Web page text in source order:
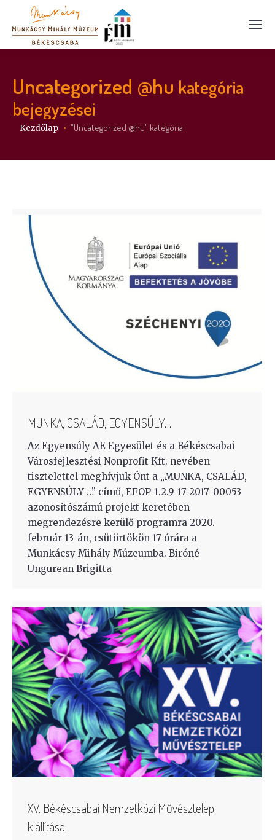
Uncategorized @hu kategória
bejegyzései
Itt vagy:
Kezdőlap "Uncategorized @hu" kategória
MUNKA, CSALÁD, EGYENSÚLY…
Az Egyensúly AE Egyesület és a Békéscsabai
Városfejlesztési Nonprofit Kft. nevében
tisztelettel meghívjuk Önt a „MUNKA, CSALÁD,
EGYENSÚLY …” című, EFOP-1.2.9-17-2017-00053
azonosítószámú projekt keretében
megrendezésre kerülő programra 2020.
február 13-án, csütörtökön 17 órára a
Munkácsy Mihály Múzeumba. Biróné
Ungurean Brigitta
XV. Békéscsabai Nemzetközi Művésztelep
kiállítása